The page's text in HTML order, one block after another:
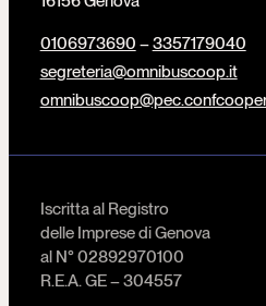
0106973690 –3357179040
segreteria@omnibuscoop.it
Iscritta al Registro
delle Imprese di Genova
al N° 02892970100
R.E.A. GE – 304557